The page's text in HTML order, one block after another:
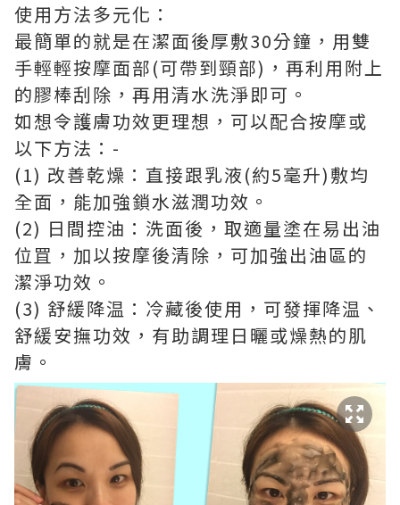
使用方法多元化：
最簡單的就是在潔面後厚敷30分鐘，用雙
手輕輕按摩面部(可帶到頸部)，再利用附上
的膠棒刮除，再用清水洗淨即可。
如想令護膚功效更理想，可以配合按摩或
以下方法：-
(1) 改善乾燥：直接跟乳液(約5毫升)敷均
全面，能加強鎖水滋潤功效。
(2) 日間控油：洗面後，取適量塗在易出油
位罝，加以按摩後清除，可加強出油區的
潔淨功效。
(3) 舒緩降温：冷藏後使用，可發揮降温、
舒緩安撫功效，有助調理日曬或燥熱的肌
膚。